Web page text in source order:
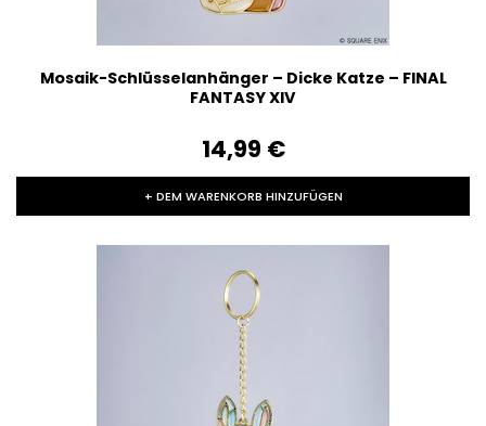
Mosaik-Schlüsselanhänger – Dicke Katze – FINAL
FANTASY XIV
14,99‎ ‎€
+ DEM WARENKORB HINZUFÜGEN